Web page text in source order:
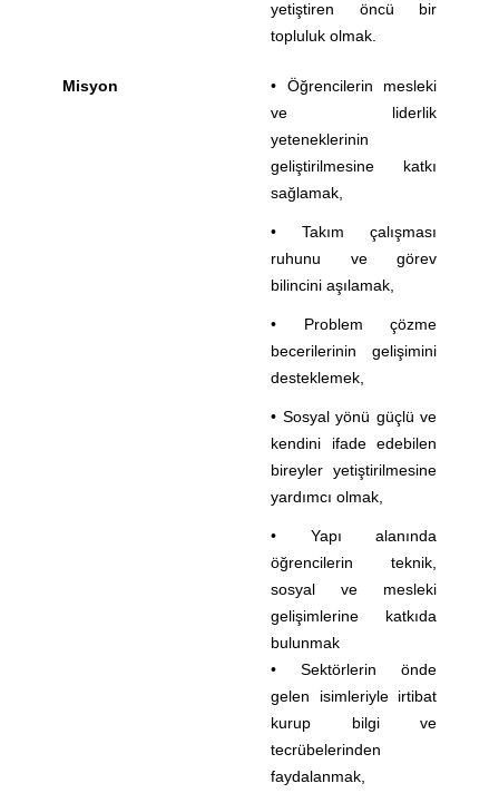
yetiştiren öncü bir
topluluk olmak.
Misyon
• Öğrencilerin mesleki
ve liderlik
yeteneklerinin
geliştirilmesine katkı
sağlamak,
• Takım çalışması
ruhunu ve görev
bilincini aşılamak,
• Problem çözme
becerilerinin gelişimini
desteklemek,
• Sosyal yönü güçlü ve
kendini ifade edebilen
bireyler yetiştirilmesine
yardımcı olmak,
• Yapı alanında
öğrencilerin teknik,
sosyal ve mesleki
gelişimlerine katkıda
bulunmak
• Sektörlerin önde
gelen isimleriyle irtibat
kurup bilgi ve
tecrübelerinden
faydalanmak,